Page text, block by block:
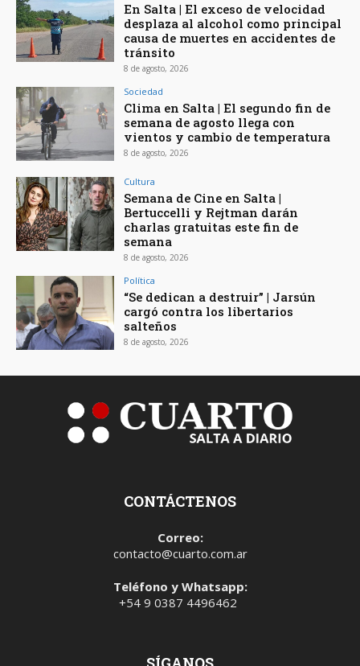
En Salta | El exceso de velocidad
desplaza al alcohol como principal
causa de muertes en accidentes de
tránsito
8 de agosto, 2026
Sociedad
Clima en Salta | El segundo fin de
semana de agosto llega con
vientos y cambio de temperatura
8 de agosto, 2026
Cultura
Semana de Cine en Salta |
Bertuccelli y Rejtman darán
charlas gratuitas este fin de
semana
8 de agosto, 2026
Política
“Se dedican a destruir” | Jarsún
cargó contra los libertarios
salteños
8 de agosto, 2026
CONTÁCTENOS
Correo:
contacto@cuarto.com.ar
Teléfono y Whatsapp:
+54 9 0387 4496462